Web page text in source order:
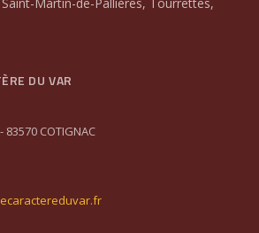
DU VAR
COTIGNAC